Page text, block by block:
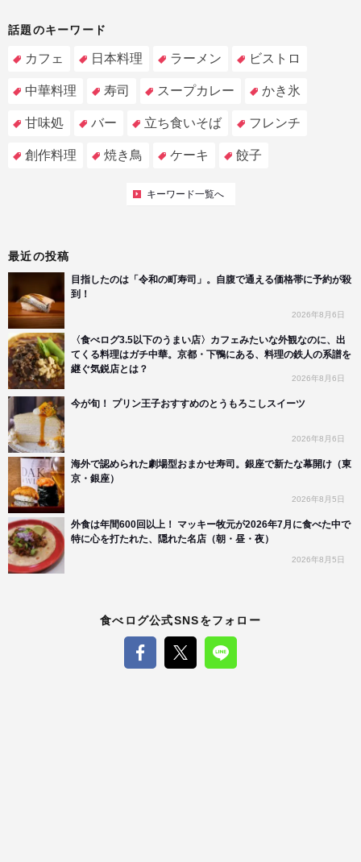
話題のキーワード
カフェ 日本料理 ラーメン ビストロ
中華料理 寿司 スープカレー かき氷
甘味処 バー 立ち食いそば フレンチ
創作料理 焼き鳥 ケーキ 餃子
キーワード一覧へ
最近の投稿
目指したのは「令和の町寿司」。自腹で通える価格帯に予約が殺
到！
2026年8月6日
〈食べログ3.5以下のうまい店〉カフェみたいな外観なのに、出
てくる料理はガチ中華。京都・下鴨にある、料理の鉄人の系譜を
継ぐ気鋭店とは？
2026年8月6日
今が旬！ プリン王子おすすめのとうもろこしスイーツ
2026年8月6日
海外で認められた劇場型おまかせ寿司。銀座で新たな幕開け（東
京・銀座）
2026年8月5日
外食は年間600回以上！ マッキー牧元が2026年7月に食べた中で
特に心を打たれた、隠れた名店（朝・昼・夜）
2026年8月5日
食べログ公式SNSをフォロー